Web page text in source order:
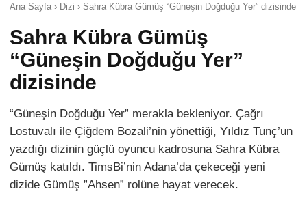
Ana Sayfa › Dizi › Sahra Kübra Gümüş “Güneşin Doğduğu Yer” dizisinde
Sahra Kübra Gümüş
“Güneşin Doğduğu Yer”
dizisinde
“Güneşin Doğduğu Yer” merakla bekleniyor. Çağrı
Lostuvalı ile Çiğdem Bozali’nin yönettiği, Yıldız Tunç’un
yazdığı dizinin güçlü oyuncu kadrosuna Sahra Kübra
Gümüş katıldı. TimsBi’nin Adana’da çekeceği yeni
dizide Gümüş ”Ahsen” rolüne hayat verecek.